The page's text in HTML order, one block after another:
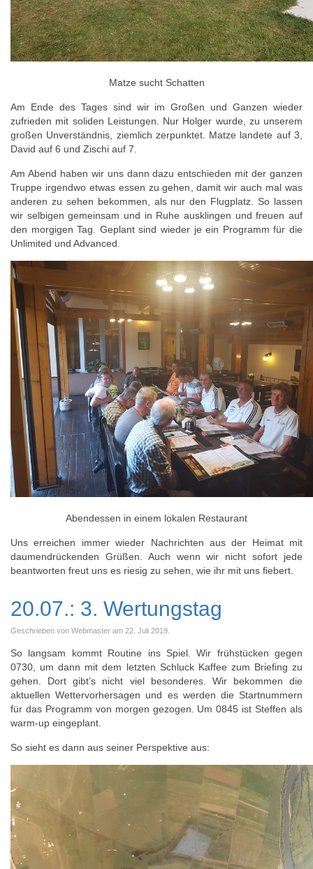
Matze sucht Schatten
Am Ende des Tages sind wir im Großen und Ganzen wieder
zufrieden mit soliden Leistungen. Nur Holger wurde, zu unserem
großen Unverständnis, ziemlich zerpunktet. Matze landete auf 3,
David auf 6 und Zischi auf 7.
Am Abend haben wir uns dann dazu entschieden mit der ganzen
Truppe irgendwo etwas essen zu gehen, damit wir auch mal was
anderen zu sehen bekommen, als nur den Flugplatz. So lassen
wir selbigen gemeinsam und in Ruhe ausklingen und freuen auf
den morgigen Tag. Geplant sind wieder je ein Programm für die
Unlimited und Advanced.
Abendessen in einem lokalen Restaurant
Uns erreichen immer wieder Nachrichten aus der Heimat mit
daumendrückenden Grüßen. Auch wenn wir nicht sofort jede
beantworten freut uns es riesig zu sehen, wie ihr mit uns fiebert.
20.07.: 3. Wertungstag
Geschrieben von Webmaster am 22. Juli 2019
So langsam kommt Routine ins Spiel. Wir frühstücken gegen
0730, um dann mit dem letzten Schluck Kaffee zum Briefing zu
gehen. Dort gibt’s nicht viel besonderes. Wir bekommen die
aktuellen Wettervorhersagen und es werden die Startnummern
für das Programm von morgen gezogen. Um 0845 ist Steffen als
warm-up eingeplant.
So sieht es dann aus seiner Perspektive aus: